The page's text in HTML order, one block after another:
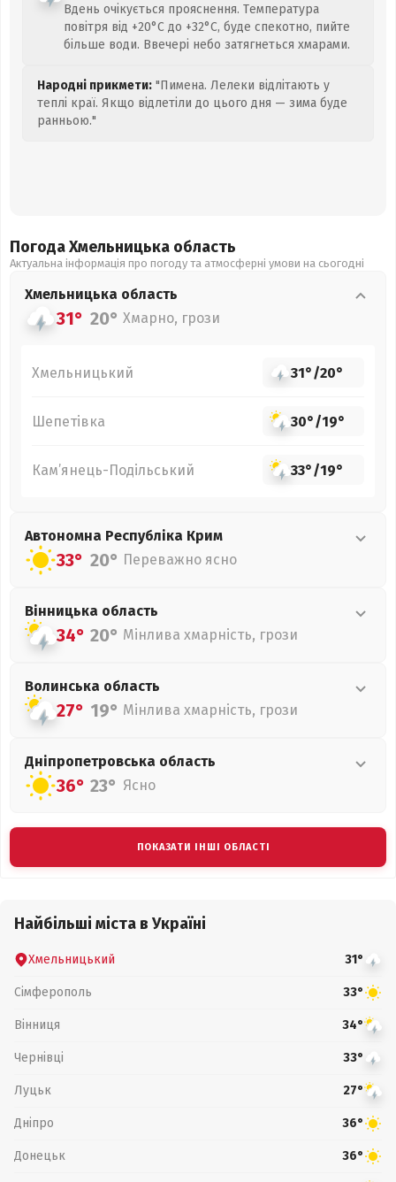
Вдень очікується прояснення. Температура
повітря від +20°C до +32°C, буде спекотно, пийте
більше води. Ввечері небо затягнеться хмарами.
Народні прикмети: "Пимена. Лелеки відлітають у
теплі краї. Якщо відлетіли до цього дня — зима буде
ранньою."
Погода Хмельницька область
Актуальна інформація про погоду та атмосферні умови на сьогодні
Хмельницька область
31° 20° Хмарно, грози
Хмельницький 31°/20°
Шепетівка 30°/19°
Кам’янець-Подільський 33°/19°
Автономна Республіка Крим
33° 20° Переважно ясно
Вінницька область
34° 20° Мінлива хмарність, грози
Волинська область
27° 19° Мінлива хмарність, грози
Дніпропетровська область
36° 23° Ясно
ПОКАЗАТИ ІНШІ ОБЛАСТІ
Найбільші міста в Україні
Хмельницький 31°
Сімферополь 33°
Вінниця 34°
Чернівці 33°
Луцьк 27°
Дніпро 36°
Донецьк 36°